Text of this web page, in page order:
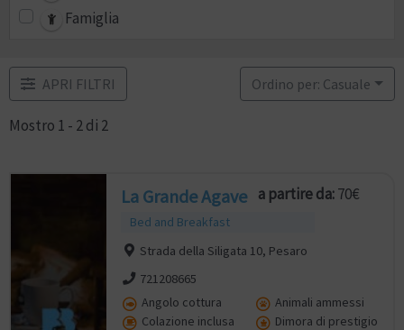
Famiglia
APRI FILTRI
Mostro 1 - 2 di 2
Ordino per: Casuale
La Grande Agave
Bed and Breakfast
a partire da:70€
Strada della Siligata 10, Pesaro
721208665
Angolo cottura
Animali ammessi
Colazione inclusa
Dimora di prestigio